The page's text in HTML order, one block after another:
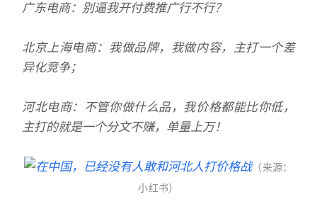
广东电商：别逼我开付费推广行不行？
北京上海电商：我做品牌，我做内容，主打一个差
异化竞争；
河北电商：不管你做什么品，我价格都能比你低，
主打的就是一个分文不赚，单量上万！
（来源：
小红书）